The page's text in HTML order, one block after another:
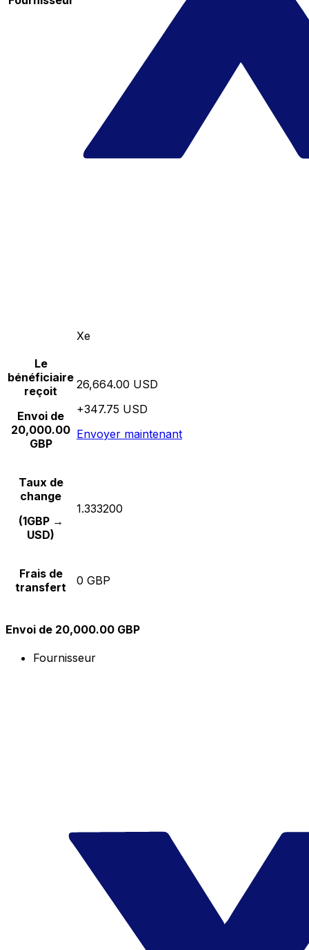
Xe
Le
bénéficiaire
reçoit
Envoi de
20,000.00
GBP
26,664.00 USD
+347.75 USD
Envoyer maintenant
Taux de
change
(1GBP →
USD)
1.333200
Frais de
transfert
0 GBP
Envoi de 20,000.00 GBP
Fournisseur